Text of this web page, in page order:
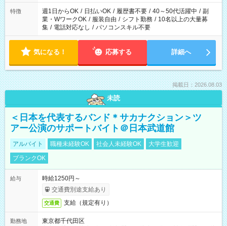
特徴 週1日からOK / 日払いOK / 履歴書不要 / 40～50代活躍中 / 副
業・WワークOK / 服装自由 / シフト勤務 / 10名以上の大量募
集 / 電話対応なし / パソコンスキル不要
気になる！ 応募する 詳細へ
掲載日：2026.08.03
未読
＜日本を代表するバンド＊サカナクション＞ツ
アー公演のサポートバイト＠日本武道館
アルバイト 職種未経験OK 社会人未経験OK
大学生歓迎
ブランクOK
給与
時給1250円～
交通費別途支給あり
交通費 支給（規定有り）
勤務地
東京都千代田区